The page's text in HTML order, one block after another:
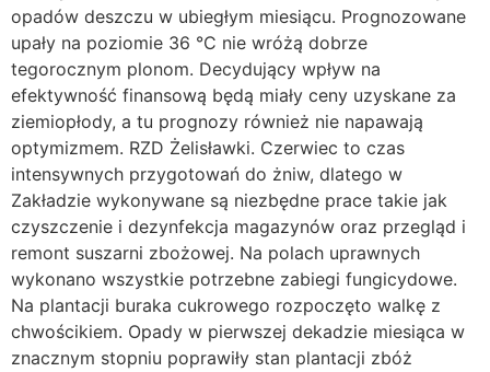
opadów deszczu w ubiegłym miesiącu. Prognozowane
upały na poziomie 36 °C nie wróżą dobrze
tegorocznym plonom. Decydujący wpływ na
efektywność finansową będą miały ceny uzyskane za
ziemiopłody, a tu prognozy również nie napawają
optymizmem. RZD Żelisławki. Czerwiec to czas
intensywnych przygotowań do żniw, dlatego w
Zakładzie wykonywane są niezbędne prace takie jak
czyszczenie i dezynfekcja magazynów oraz przegląd i
remont suszarni zbożowej. Na polach uprawnych
wykonano wszystkie potrzebne zabiegi fungicydowe.
Na plantacji buraka cukrowego rozpoczęto walkę z
chwościkiem. Opady w pierwszej dekadzie miesiąca w
znacznym stopniu poprawiły stan plantacji zbóż